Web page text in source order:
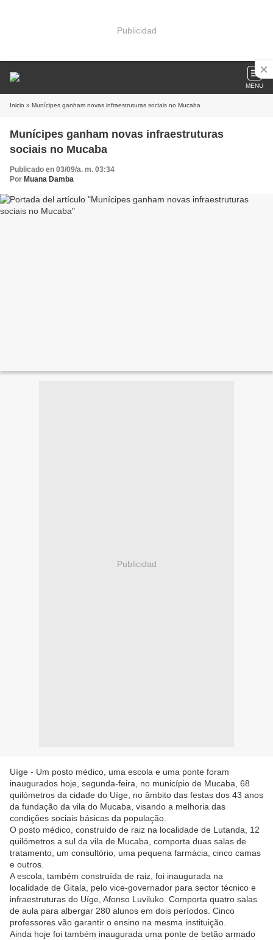
Publicidad
MENU
Inicio » Munícipes ganham novas infraestruturas sociais no Mucaba
Munícipes ganham novas infraestruturas
sociais no Mucaba
Publicado en 03/09/a. m. 03:34
Por Muana Damba
Publicidad
Uíge - Um posto médico, uma escola e uma ponte foram
inaugurados hoje, segunda-feira, no município de Mucaba, 68
quilómetros da cidade do Uíge, no âmbito das festas dos 43 anos
da fundação da vila do Mucaba, visando a melhoria das
condições sociais básicas da população.
O posto médico, construído de raiz na localidade de Lutanda, 12
quilómetros a sul da vila de Mucaba, comporta duas salas de
tratamento, um consultório, uma pequena farmácia, cinco camas
e outros.
A escola, também construída de raiz, foi inaugurada na
localidade de Gitala, pelo vice-governador para sector técnico e
infraestruturas do Uíge, Afonso Luviluko. Comporta quatro salas
de aula para albergar 280 alunos em dois períodos. Cinco
professores vão garantir o ensino na mesma instituição.
Ainda hoje foi também inaugurada uma ponte de betão armado